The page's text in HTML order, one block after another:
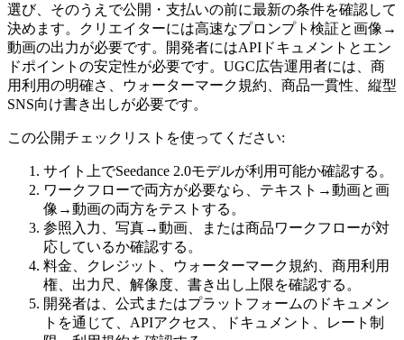
選び、そのうえで公開・支払いの前に最新の条件を確認して
決めます。クリエイターには高速なプロンプト検証と画像→
動画の出力が必要です。開発者にはAPIドキュメントとエン
ドポイントの安定性が必要です。UGC広告運用者には、商
用利用の明確さ、ウォーターマーク規約、商品一貫性、縦型
SNS向け書き出しが必要です。
この公開チェックリストを使ってください:
サイト上でSeedance 2.0モデルが利用可能か確認する。
ワークフローで両方が必要なら、テキスト→動画と画
像→動画の両方をテストする。
参照入力、写真→動画、または商品ワークフローが対
応しているか確認する。
料金、クレジット、ウォーターマーク規約、商用利用
権、出力尺、解像度、書き出し上限を確認する。
開発者は、公式またはプラットフォームのドキュメン
トを通じて、APIアクセス、ドキュメント、レート制